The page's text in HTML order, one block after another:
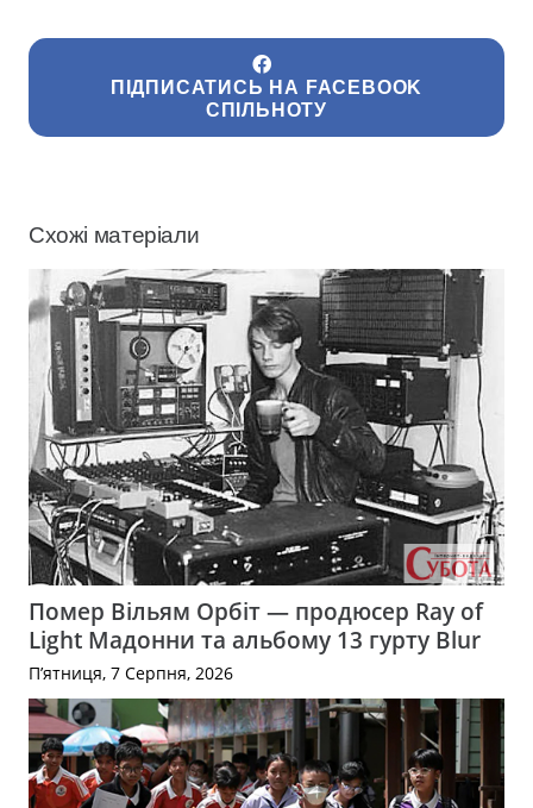
ПІДПИСАТИСЬ НА FACEBOOK
СПІЛЬНОТУ
Схожі матеріали
Помер Вільям Орбіт — продюсер Ray of
Light Мадонни та альбому 13 гурту Blur
П’ятниця, 7 Серпня, 2026